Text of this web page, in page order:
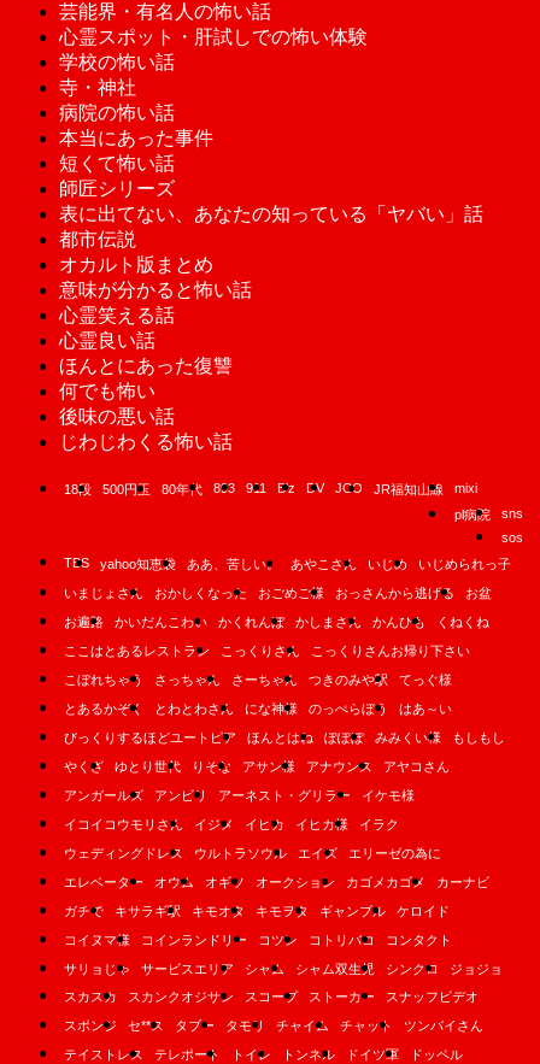
芸能界・有名人の怖い話
心霊スポット・肝試しでの怖い体験
学校の怖い話
寺・神社
病院の怖い話
本当にあった事件
短くて怖い話
師匠シリーズ
表に出てない、あなたの知っている「ヤバい」話
都市伝説
オカルト版まとめ
意味が分かると怖い話
心霊笑える話
心霊良い話
ほんとにあった復讐
何でも怖い
後味の悪い話
じわじわくる怖い話
18段 500円玉 80年代 893 911 B'z DV JCO JR福知山線
mixi
pl病院
sns
sos
TBS
yahoo知恵袋 ああ、苦しい。 あやこさん いじめ
いじめられっ子
いまじょさん
おかしくなった おごめご様 おっさんから逃げる
お盆
お遍路
かいだんこわい かくれんぼ かしまさん かんひも
くねくね
ここはとあるレストラン
こっくりさん
こっくりさんお帰り下さい
こぼれちゃう
さっちゃん さーちゃん つきのみや駅
てっぐ様
とあるかぞく
とわとわさん にな神様 のっぺらぼう
はあ～い
びっくりするほどユートピア
ほんとはね ぽぽぽ みみくい様
もしもし
やくざ
ゆとり世代 りそな アサン様 アナウンス
アヤコさん
アンガールズ
アンビリ アーネスト・グリラー
イケモ様
イコイコウモリさん
イジメ イヒカ イヒカ様
イラク
ウェディングドレス
ウルトラソウル エイズ
エリーゼの為に
エレベーター
オウム オギソ オークション カゴメカゴメ
カーナビ
ガチで
キサラギ駅 キモオタ キモヲタ ギャンブル
ケロイド
コイヌマ様
コインランドリー コツン コトリバコ
コンタクト
サリョじゃ
サービスエリア シャム シャム双生児 シンクロ
ジョジョ
スカスカ
スカンクオジサン スコープ ストーカー
スナッフビデオ
スポンジ
セ**ス タブー タモリ チャイム チャット
ツンバイさん
テイストレス
テレポート トイレ トンネル ドイツ軍
ドッペル